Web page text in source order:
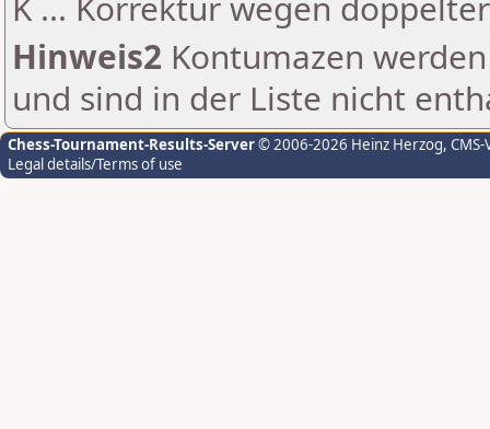
Hinweis2 Kontumazen
und sind in der Liste nicht
Chess-Tournament-Results-Server© 2006-2026 Heinz Herzog,
Legal details/Terms of use